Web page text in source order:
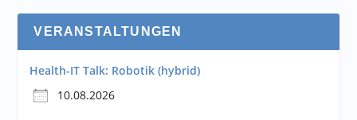
VERANSTALTUNGEN
Health-IT Talk: Robotik (hybrid)
10.08.2026